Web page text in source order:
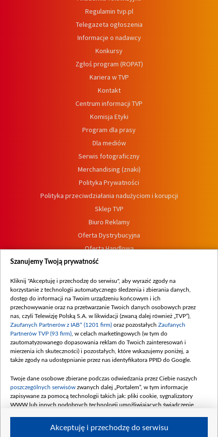
Regulamin tvp.pl
Telegazeta ogłoszenia
Informacje o nadawcy
Konkursy
Zgłoś program (ROPAT)
Kariera w TVP
Kontakt
Centrum informacji TVP
Komisja Etyki
Program dla prasy
Dla mediów
Serwis fotograficzny
Merchandising (znaki)
Polityka Prywatności
Polityka przeciwdziałania nadużyciom i korupcji
Sklep TVP
Biuro Reklamy
Oferta Dystrybucyjna
Oferta Handlowa
Dostępność
Procedura zgłoszeń wewnętrznych
Szanujemy Twoją prywatność
Kliknij "Akceptuję i przechodzę do serwisu", aby wyrazić zgody na
korzystanie z technologii automatycznego śledzenia i zbierania danych,
dostęp do informacji na Twoim urządzeniu końcowym i ich
przechowywanie oraz na przetwarzanie Twoich danych osobowych przez
nas, czyli Telewizję Polską S.A. w likwidacji (zwaną dalej również „TVP”),
Zaufanych Partnerów z IAB* (1201 firm) oraz pozostałych Zaufanych
Partnerów TVP (93 firm) , w celach marketingowych (w tym do
zautomatyzowanego dopasowania reklam do Twoich zainteresowań i
mierzenia ich skuteczności) i pozostałych, które wskazujemy poniżej, a
także zgody na udostępnianie przez nas identyfikatora PPID do Google.
Twoje dane osobowe zbierane podczas odwiedzania przez Ciebie naszych
poszczególnych serwisów zwanych dalej „Portalem”, w tym informacje
zapisywane za pomocą technologii takich jak: pliki cookie, sygnalizatory
WWW lub innych podobnych technologii umożliwiających świadczenie
Akceptuję i przechodzę do serwisu